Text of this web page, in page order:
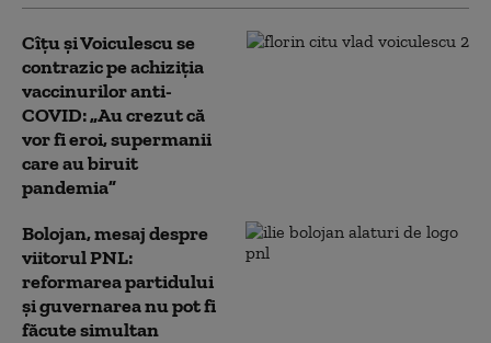
Cîțu și Voiculescu se
contrazic pe achiziția
vaccinurilor anti-
COVID: „Au crezut că
vor fi eroi, supermanii
care au biruit
pandemia”
Bolojan, mesaj despre
viitorul PNL:
reformarea partidului
și guvernarea nu pot fi
făcute simultan